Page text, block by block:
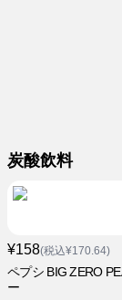
炭酸飲料
¥158(税込¥170.64)
ペプシ BIG ZERO
ー